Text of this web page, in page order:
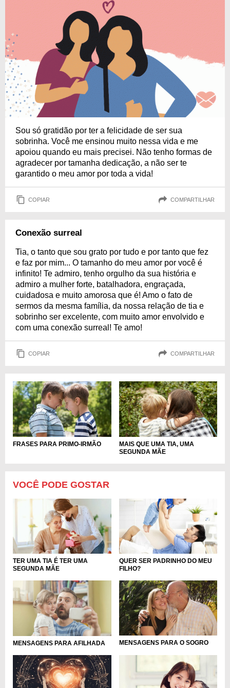
Sou só gratidão por ter a felicidade de ser sua
sobrinha. Você me ensinou muito nessa vida e me
apoiou quando eu mais precisei. Não tenho formas de
agradecer por tamanha dedicação, a não ser te
garantido o meu amor por toda a vida!
COPIAR COMPARTILHAR
Conexão surreal
Tia, o tanto que sou grato por tudo e por tanto que fez
e faz por mim... O tamanho do meu amor por você é
infinito! Te admiro, tenho orgulho da sua história e
admiro a mulher forte, batalhadora, engraçada,
cuidadosa e muito amorosa que é! Amo o fato de
sermos da mesma família, da nossa relação de tia e
sobrinho ser excelente, com muito amor envolvido e
com uma conexão surreal! Te amo!
COPIAR COMPARTILHAR
FRASES PARA PRIMO-IRMÃO
MAIS QUE UMA TIA, UMA
SEGUNDA MÃE
VOCÊ PODE GOSTAR
TER UMA TIA É TER UMA
SEGUNDA MÃE
QUER SER PADRINHO DO MEU
FILHO?
MENSAGENS PARA AFILHADA MENSAGENS PARA O SOGRO